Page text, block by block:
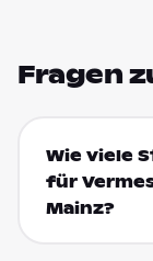
Fragen
Wie viele
für
Mainz?